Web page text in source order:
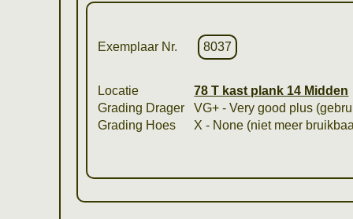
Exemplaar Nr. 8037
Locatie
78 T kast plank 14 Midden
Grading Drager
VG+ - Very good plus
Grading Hoes
X - None (niet meer